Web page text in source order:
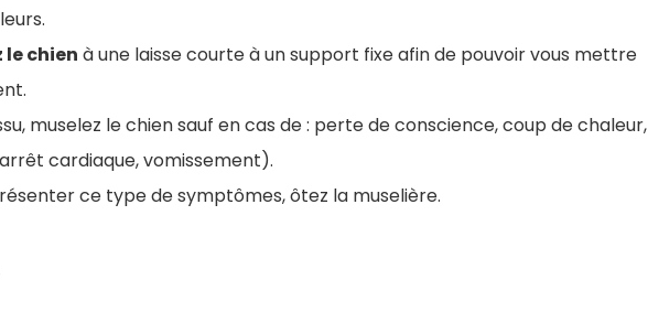
chien à une laisse courte à un support fixe afin de pouvoir vous mettre
muselez le chien sauf en cas de : perte de conscience, coup de chaleur,
cardiaque, vomissement).
ce type de symptômes, ôtez la muselière.